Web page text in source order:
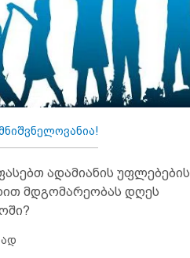
ადამიანის უფლებების
მდგომარეობას დღეს